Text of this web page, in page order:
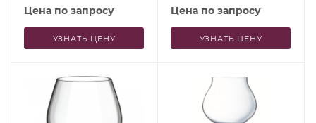
Цена по запросу
УЗНАТЬ ЦЕНУ
Цена по запросу
УЗНАТЬ ЦЕНУ